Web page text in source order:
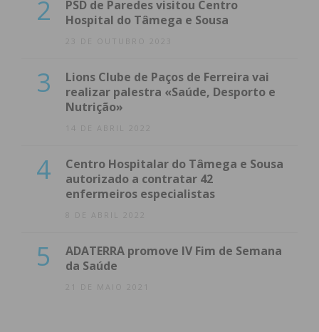
2
PSD de Paredes visitou Centro
Hospital do Tâmega e Sousa
23 DE OUTUBRO 2023
3
Lions Clube de Paços de Ferreira vai
realizar palestra «Saúde, Desporto e
Nutrição»
14 DE ABRIL 2022
4
Centro Hospitalar do Tâmega e Sousa
autorizado a contratar 42
enfermeiros especialistas
8 DE ABRIL 2022
5
ADATERRA promove IV Fim de Semana
da Saúde
21 DE MAIO 2021